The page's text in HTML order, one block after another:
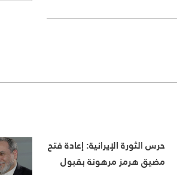
حرس الثورة الإيرانية: إعادة فتح
مضيق هرمز مرهونة بقبول